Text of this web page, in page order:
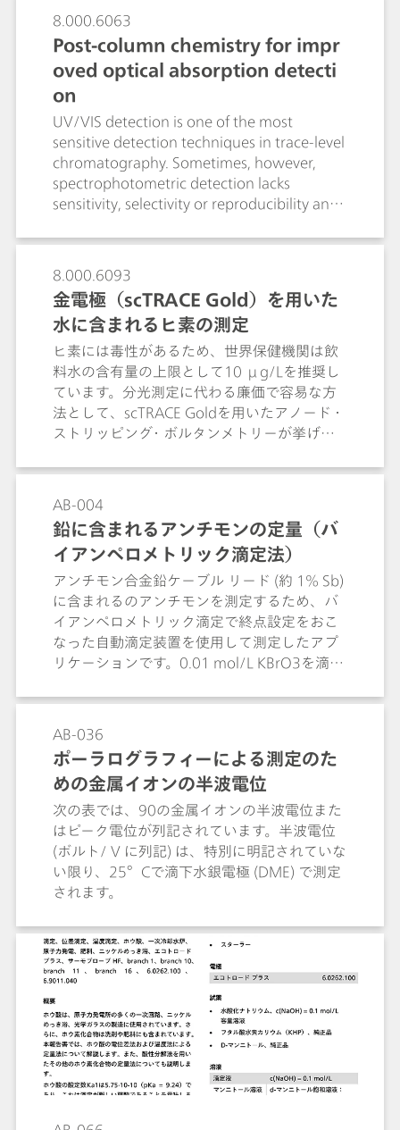
several oxyhalides such as bromate and
perchlorate can be detected in the sub-ppb
range. Additionally, organic acids can be
precisely quantified through mass-based
determination even in the presence of high
salt matrices. By means of IC-ICP/MS
different valence states of the potentially
hazardous chromium, arsenic and selenium
in the form of inorganic and organic species
can be sensitively and unambiguously
identified in one single run.
8.000.6063
Post-column chemistry for impr
oved optical absorption detecti
on
UV/VIS detection is one of the most
sensitive detection techniques in trace-level
chromatography. Sometimes, however,
spectrophotometric detection lacks
sensitivity, selectivity or reproducibility and
using Metrohm`s rugged and versatile
derivatizations can be done fully
automatically, in either pre- or post-column
mode at any temperature between 25…
120 °C. The variable reactor geometry
allows to adjust the reactor residence time
of the reactants according to derivatization
kinetics. The flexibility of the reactor is
demonstrated by optimizing four
relatively slow ninhydrin reaction with
silicate, bromate and chromate(VI).
8.000.6093
金電極（scTRACE Gold）を用いた
水に含まれるヒ素の測定
ヒ素には毒性があるため、世界保健機関は飲
料水の含有量の上限として10 μg/Lを推奨し
ています。分光測定に代わる廉価で容易な方
法として、scTRACE Goldを用いたアノード・
ストリッピング・ボルタンメトリーが挙げら
AB-004
鉛に含まれるアンチモンの定量（バ
イアンペロメトリック滴定法）
アンチモン合金鉛ケーブル リード (約 1% Sb)
に含まれるのアンチモンを測定するため、バ
イアンペロメトリック滴定で終点設定をおこ
なった自動滴定装置を使用して測定したアプ
リケーションです。0.01 mol/L KBrO3を滴定
AB-036
ポーラログラフィーによる測定のた
めの金属イオンの半波電位
次の表では、90の金属イオンの半波電位また
はピーク電位が列記されています。半波電位
(ボルト/ V に列記) は、特別に明記されていな
い限り、25°Cで滴下水銀電極 (DME) で測定
されます。